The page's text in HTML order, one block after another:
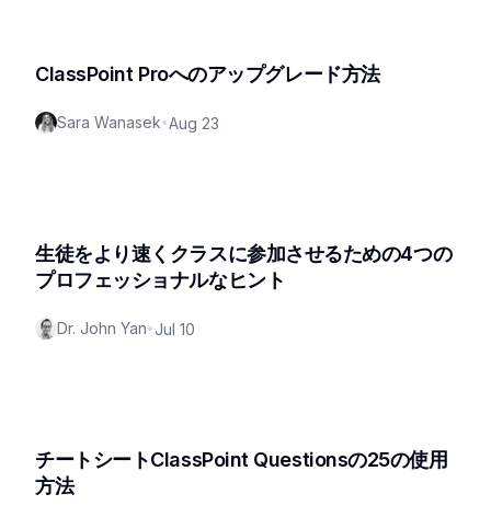
ClassPoint Proへのアップグレード方法
Sara Wanasek•Aug 23
生徒をより速くクラスに参加させるための4つの
プロフェッショナルなヒント
Dr. John Yan•Jul 10
チートシートClassPoint Questionsの25の使用
方法